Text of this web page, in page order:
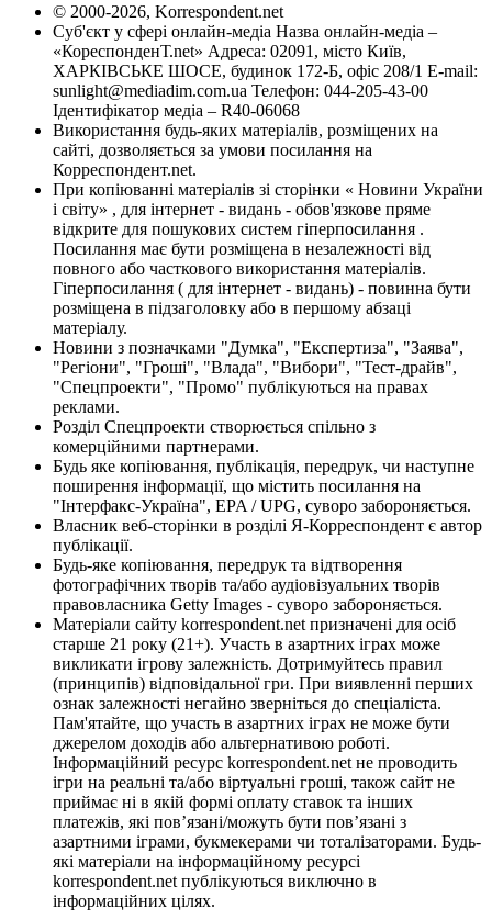
© 2000-2026, Korrespondent.net
Суб'єкт у сфері онлайн-медіа Назва онлайн-медіа –
«КореспонденТ.net» Адреса: 02091, місто Київ,
ХАРКІВСЬКЕ ШОСЕ, будинок 172-Б, офіс 208/1 E-mail:
sunlight@mediadim.com.ua Телефон: 044-205-43-00
Ідентифікатор медіа – R40-06068
Використання будь-яких матеріалів, розміщених на
сайті, дозволяється за умови посилання на
Корреспондент.net.
При копіюванні матеріалів зі сторінки « Новини України
і світу» , для інтернет - видань - обов'язкове пряме
відкрите для пошукових систем гіперпосилання .
Посилання має бути розміщена в незалежності від
повного або часткового використання матеріалів.
Гіперпосилання ( для інтернет - видань) - повинна бути
розміщена в підзаголовку або в першому абзаці
матеріалу.
Новини з позначками "Думка", "Експертиза", "Заява",
"Регіони", "Гроші", "Влада", "Вибори", "Тест-драйв",
"Спецпроекти", "Промо" публікуються на правах
реклами.
Розділ Спецпроекти створюється спільно з
комерційними партнерами.
Будь яке копіювання, публікація, передрук, чи наступне
поширення інформації, що містить посилання на
"Інтерфакс-Україна", EPA / UPG, суворо забороняється.
Власник веб-сторінки в розділі Я-Корреспондент є автор
публікації.
Будь-яке копіювання, передрук та відтворення
фотографічних творів та/або аудіовізуальних творів
правовласника Getty Images - суворо забороняється.
Матеріали сайту korrespondent.net призначені для осіб
старше 21 року (21+). Участь в азартних іграх може
викликати ігрову залежність. Дотримуйтесь правил
(принципів) відповідальної гри. При виявленні перших
ознак залежності негайно зверніться до спеціаліста.
Пам'ятайте, що участь в азартних іграх не може бути
джерелом доходів або альтернативою роботі.
Інформаційний ресурс korrespondent.net не проводить
ігри на реальні та/або віртуальні гроші, також сайт не
приймає ні в якій формі оплату ставок та інших
платежів, які пов’язані/можуть бути пов’язані з
азартними іграми, букмекерами чи тоталізаторами. Будь-
які матеріали на інформаційному ресурсі
korrespondent.net публікуються виключно в
інформаційних цілях.